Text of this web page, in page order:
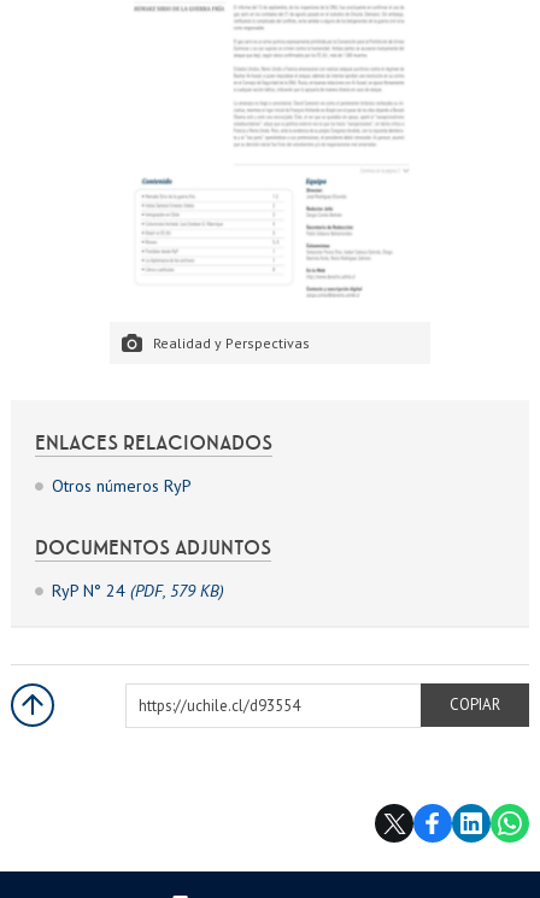
ENLACES RELACIONADOS
Otros números RyP
DOCUMENTOS ADJUNTOS
RyP N° 24 (PDF, 579 KB)
Realidad y Perspectivas
https://uchile.cl/d93554
COPIAR
Más información